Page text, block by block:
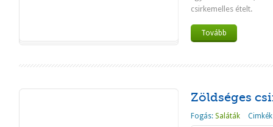
csirkemelles ételt.
Tovább
Zöldséges
Fogás: Saláták